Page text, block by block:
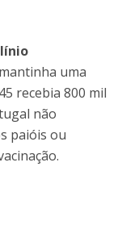
uma
recebia 800 mil
não
paióis ou